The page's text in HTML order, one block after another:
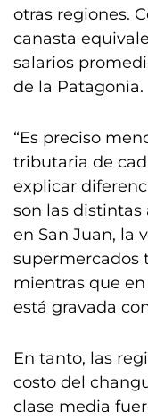
otras regiones.
canasta
salarios
de la Patagonia.
“Es preciso
tributaria de
explicar
son las distintas
en San Juan, la
supermercados
mientras que
está gravada
En tanto, las
costo del
clase media